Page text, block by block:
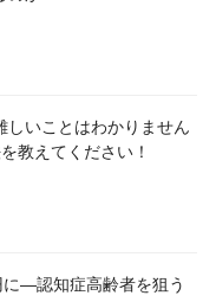
しいことはわかりません
教えてください！
―認知症高齢者を狙う